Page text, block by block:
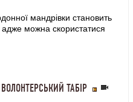
мандрівки становить
можна скористатися
ВОЛОНТЕРСЬКИЙ ТАБІР